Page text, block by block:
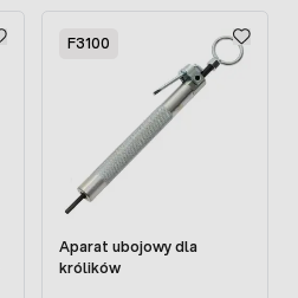
F3100
Aparat ubojowy dla
królików